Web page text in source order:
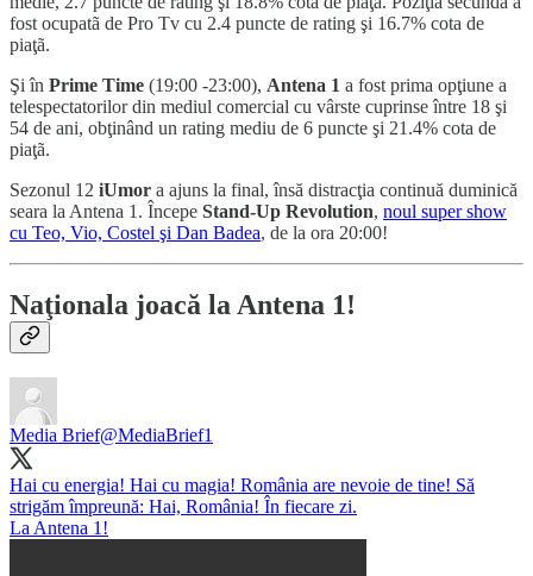
fost ocupatã de Pro Tv cu 2.4 puncte de rating şi 16.7% cota de
piaţã.
Şi în Prime Time (19:00 -23:00), Antena 1 a fost prima opţiune a
telespectatorilor din mediul comercial cu vârste cuprinse între 18 şi
54 de ani, obţinând un rating mediu de 6 puncte şi 21.4% cota de
piaţã.
Sezonul 12 iUmor a ajuns la final, însă distracţia continuă duminică
seara la Antena 1. Începe Stand-Up Revolution, noul super show
cu Teo, Vio, Costel şi Dan Badea, de la ora 20:00!
Naţionala joacă la Antena 1!
Media Brief@MediaBrief1
Hai cu energia! Hai cu magia! România are nevoie de tine! Să
strigăm împreună: Hai, România! În fiecare zi.
La Antena 1!